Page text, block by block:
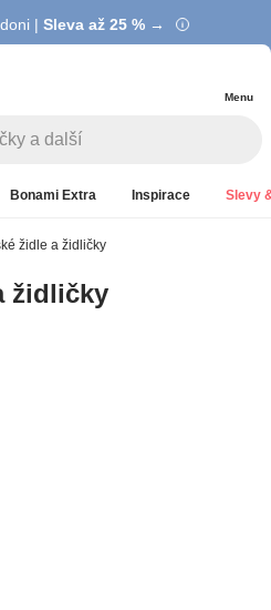
| Sleva až 25 % →
až 40 % →
Menu
Bonami Extra Inspirace Slevy
židle a židličky
židličky